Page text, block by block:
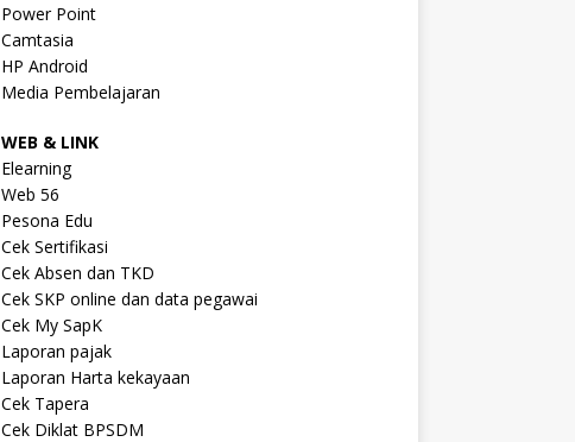
Power Point
Camtasia
HP Android
Media Pembelajaran
WEB & LINK
Elearning
Web 56
Pesona Edu
Cek Sertifikasi
Cek Absen dan TKD
Cek SKP online dan data pegawai
Cek My SapK
Laporan pajak
Laporan Harta kekayaan
Cek Tapera
Cek Diklat BPSDM